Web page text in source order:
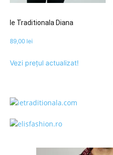
Ie Traditionala Diana
89,00 lei
Vezi prețul actualizat!